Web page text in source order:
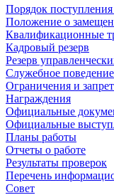
Порядок
Положение о
Квалификационные
Кадровый резерв
Резерв
Служебное
Ограничения и
Награждения
Официальные
Официальные
Планы работы
Отчеты о работе
Результаты проверок
Перечень
Совет